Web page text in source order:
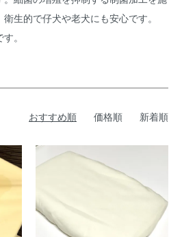
生的で仔犬や老犬にも安心です。
。
おすすめ順 価格順 新着順